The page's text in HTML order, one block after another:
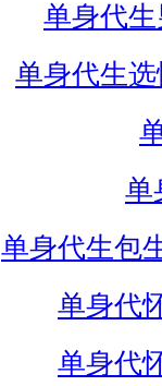
单身代
单身代生
单
单身代生包
单身代
单身代